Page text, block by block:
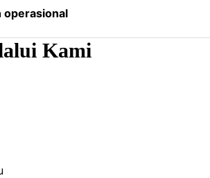
operasional
Kami